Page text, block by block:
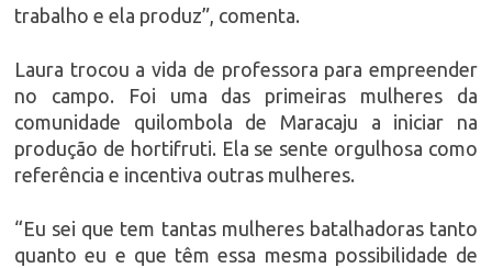
trabalho e ela produz”, comenta.
Laura trocou a vida de professora para empreender
no campo. Foi uma das primeiras mulheres da
comunidade quilombola de Maracaju a iniciar na
produção de hortifruti. Ela se sente orgulhosa como
referência e incentiva outras mulheres.
“Eu sei que tem tantas mulheres batalhadoras tanto
quanto eu e que têm essa mesma possibilidade de